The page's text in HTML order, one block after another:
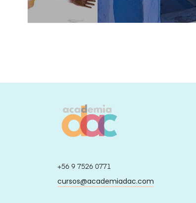
+56 9 7526 0771
cursos@academiadac.com